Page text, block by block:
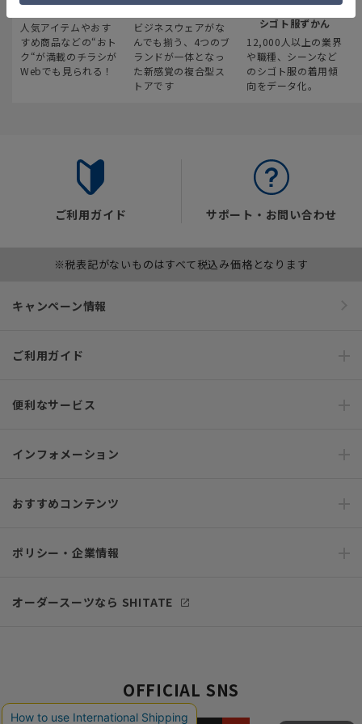
最新のお買い得情報
人気アイテムやおす
すめ商品などの“おト
ク“が満載のチラシが
Webでも見られる！
スーツスクエア
ビジネスウェアがな
んでも揃う、4つのブ
ランドが一体となっ
た新感覚の複合型ス
トアです
みんなの
シゴト服ずかん
12,000人以上の業界
や職種、シーンなど
のシゴト服の着用傾
向をデータ化。
ご利用ガイド サポート・お問い合わせ
※税表記がないものはすべて税込み価格となります
キャンペーン情報
ご利用ガイド
便利なサービス
インフォメーション
おすすめコンテンツ
ポリシー・企業情報
オーダースーツなら SHITATE
OFFICIAL SNS